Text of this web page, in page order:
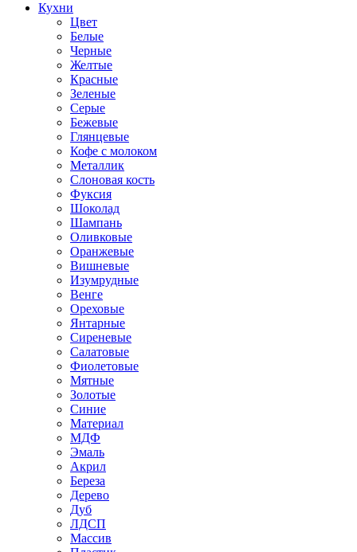
Кухни
Цвет
Белые
Черные
Желтые
Красные
Зеленые
Серые
Бежевые
Глянцевые
Кофе с молоком
Металлик
Слоновая кость
Фуксия
Шоколад
Шампань
Оливковые
Оранжевые
Вишневые
Изумрудные
Венге
Ореховые
Янтарные
Сиреневые
Салатовые
Фиолетовые
Мятные
Золотые
Синие
Материал
МДФ
Эмаль
Акрил
Береза
Дерево
Дуб
ЛДСП
Массив